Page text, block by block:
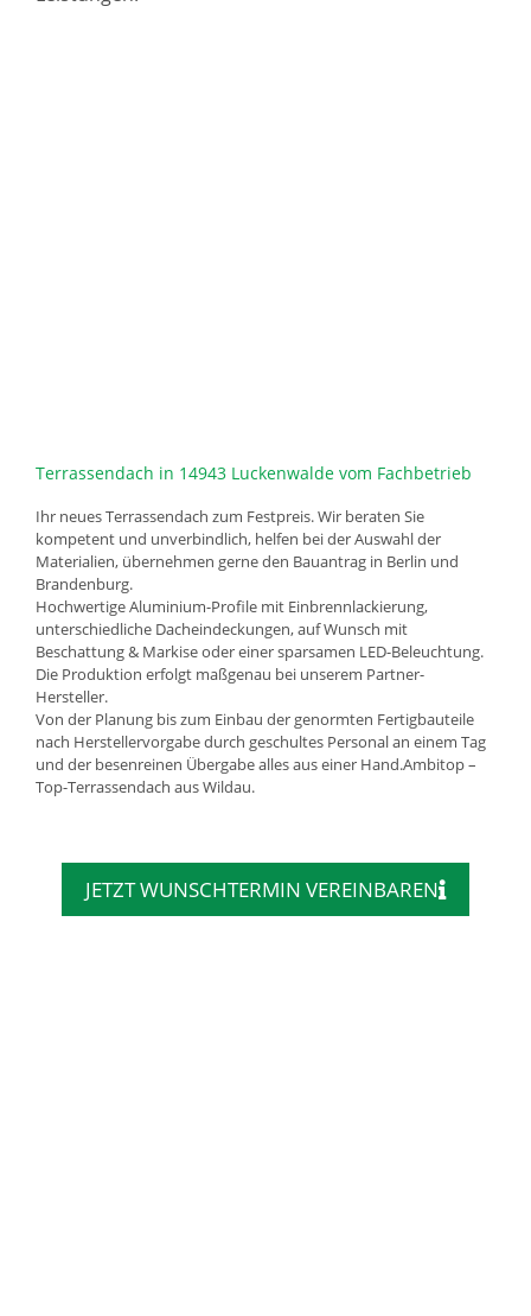
Terrassendach in 14943 Luckenwalde vom Fachbetrieb
Ihr neues Terrassendach zum Festpreis. Wir beraten Sie
kompetent und unverbindlich, helfen bei der Auswahl der
Materialien, übernehmen gerne den Bauantrag in Berlin und
Brandenburg.
Hochwertige Aluminium-Profile mit Einbrennlackierung,
unterschiedliche Dacheindeckungen, auf Wunsch mit
Beschattung & Markise oder einer sparsamen LED-Beleuchtung.
Die Produktion erfolgt maßgenau bei unserem Partner-
Hersteller.
Von der Planung bis zum Einbau der genormten Fertigbauteile
nach Herstellervorgabe durch geschultes Personal an einem Tag
und der besenreinen Übergabe alles aus einer Hand.Ambitop –
Top-Terrassendach aus Wildau.
JETZT WUNSCHTERMIN VEREINBAREN